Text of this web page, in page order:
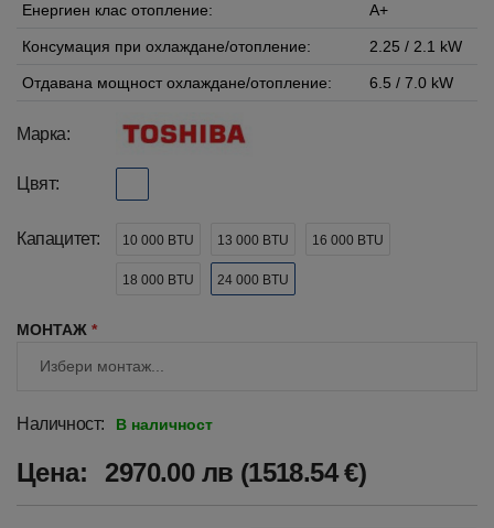
Енергиен клас отопление: A+
Консумация при охлаждане/отопление: 2.25 / 2.1 kW
Отдавана мощност охлаждане/отопление: 6.5 / 7.0 kW
Марка:
Цвят:
Капацитет: 10 000 BTU 13 000 BTU 16 000 BTU
18 000 BTU 24 000 BTU
МОНТАЖ *
Наличност: В наличност
Цена: 2970.00 лв (1518.54 €)